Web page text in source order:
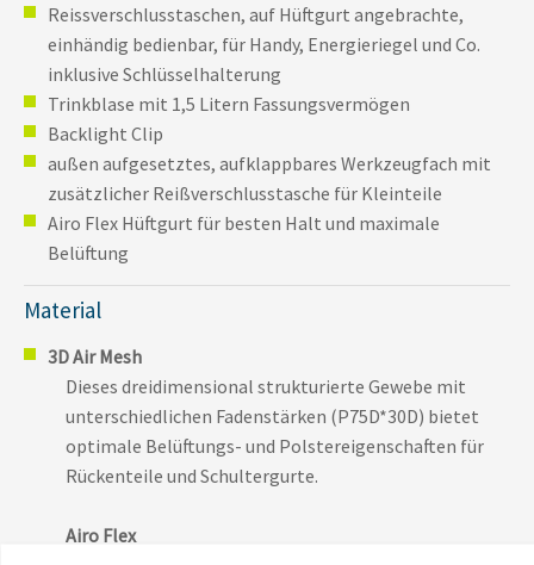
Reissverschlusstaschen, auf Hüftgurt angebrachte,
einhändig bedienbar, für Handy, Energieriegel und Co.
inklusive Schlüsselhalterung
Trinkblase mit 1,5 Litern Fassungsvermögen
Backlight Clip
außen aufgesetztes, aufklappbares Werkzeugfach mit
zusätzlicher Reißverschlusstasche für Kleinteile
Airo Flex Hüftgurt für besten Halt und maximale
Belüftung
Material
3D Air Mesh
Dieses dreidimensional strukturierte Gewebe mit
unterschiedlichen Fadenstärken (P75D*30D) bietet
optimale Belüftungs- und Polstereigenschaften für
Rückenteile und Schultergurte.
Airo Flex